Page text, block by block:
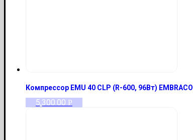
Компрессор EMU 40 CLP (R-600, 96Вт) EMBRACO
5,300.00 Р